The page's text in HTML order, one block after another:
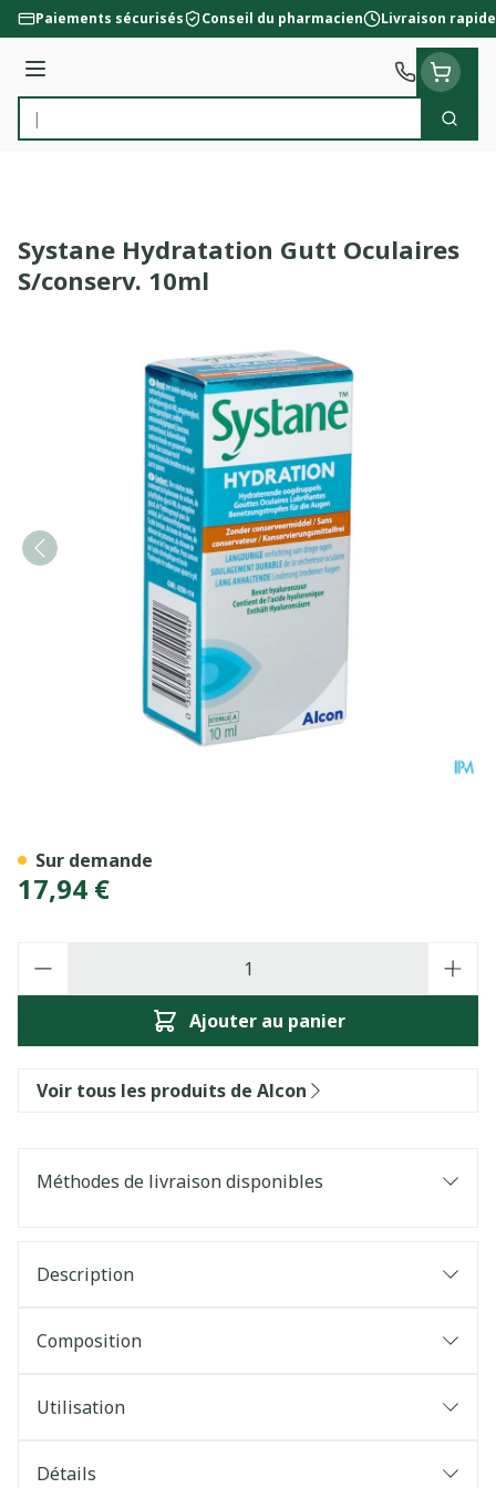
Aller au contenu
Paiements sécurisés Conseil du pharmacien Livraison rapide
Menu
Rechercher
Systane Hydratation Gutt Oculaires
S/conserv. 10ml
17,94 €
Ajouter au panier
Sur demande
Voir tous les produits de Alcon
Méthodes de livraison disponibles
Description
Composition
Utilisation
Détails